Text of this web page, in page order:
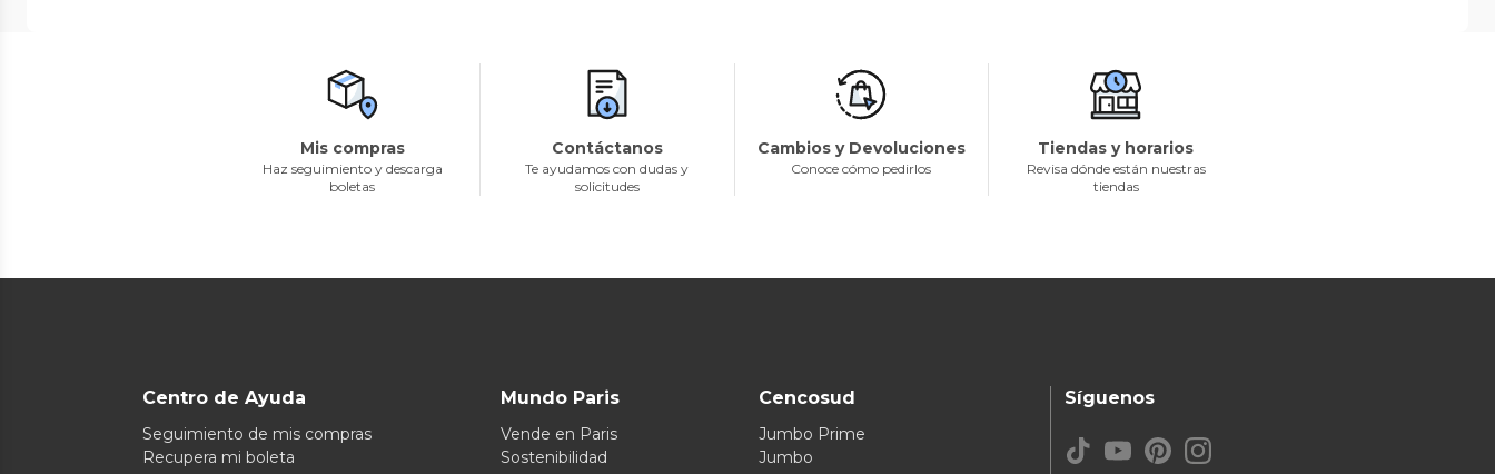
Mis compras
Haz seguimiento y descarga
boletas
Contáctanos
Te ayudamos con dudas y
solicitudes
Cambios y Devoluciones
Conoce cómo pedirlos
Tiendas y horarios
Revisa dónde están nuestras
tiendas
Centro de Ayuda
Seguimiento de mis compras
Recupera mi boleta
Mundo Paris
Vende en Paris
Sostenibilidad
Cencosud
Jumbo Prime
Jumbo
Síguenos